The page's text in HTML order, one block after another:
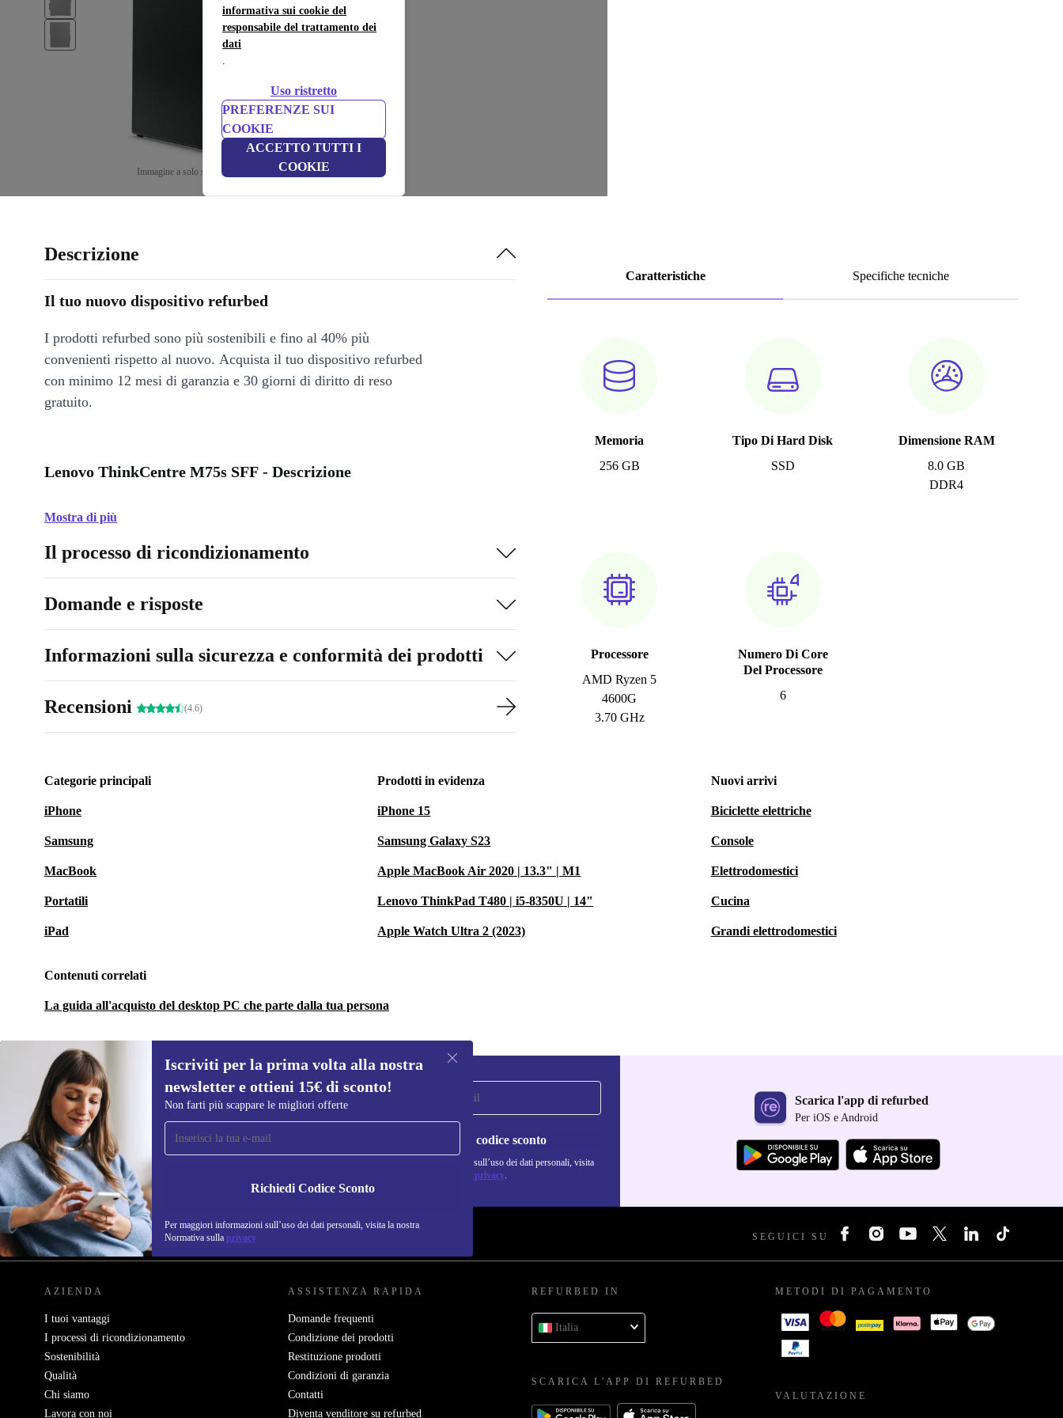
informativa sui cookie del
responsabile del trattamento dei
dati
.
Uso ristretto
PREFERENZE SUI
COOKIE
ACCETTO TUTTI I
COOKIE
Immagine a solo scopo illustrativo
Caratteristiche Specifiche tecniche
Memoria
256 GB
Tipo Di Hard Disk
SSD
Dimensione RAM
8.0 GB
DDR4
Processore
AMD Ryzen 5
4600G
3.70 GHz
Numero Di Core
Del Processore
6
Descrizione
Il tuo nuovo dispositivo refurbed
I prodotti refurbed sono più sostenibili e fino al 40% più
convenienti rispetto al nuovo. Acquista il tuo dispositivo refurbed
con minimo 12 mesi di garanzia e 30 giorni di diritto di reso
gratuito.
Lenovo ThinkCentre M75s SFF - Descrizione
Mostra di più
Il processo di ricondizionamento
Domande e risposte
Informazioni sulla sicurezza e conformità dei prodotti
Recensioni (4.6)
Categorie principali
iPhone
Samsung
MacBook
Portatili
iPad
Prodotti in evidenza
iPhone 15
Samsung Galaxy S23
Apple MacBook Air 2020 | 13.3" | M1
Lenovo ThinkPad T480 | i5-8350U | 14"
Apple Watch Ultra 2 (2023)
Nuovi arrivi
Biciclette elettriche
Console
Elettrodomestici
Cucina
Grandi elettrodomestici
Contenuti correlati
La guida all'acquisto del desktop PC che parte dalla tua persona
Iscriviti per la prima volta alla nostra
newsletter e ottieni 15€ di sconto!
Non farti più scappare le migliori offerte
Richiedi Codice Sconto
Per maggiori informazioni sull’uso dei dati personali, visita la nostra
Normativa sulla privacy
Iscriviti per la prima volta alla nostra
newsletter e ottieni 15€ di sconto!
Non farti più scappare le migliori offerte.
Richiedi codice sconto
Per maggiori informazioni sull’uso dei dati personali, visita
Normativa sulla privacy.
Scarica l'app di refurbed
Per iOS e Android
REFURBED ITALIA - RETHINK NEW. SEGUICI SU
AZIENDA
I tuoi vantaggi
I processi di ricondizionamento
Sostenibilità
Qualità
Chi siamo
Lavora con noi
ASSISTENZA RAPIDA
Domande frequenti
Condizione dei prodotti
Restituzione prodotti
Condizioni di garanzia
Contatti
Diventa venditore su refurbed
REFURBED IN
Italia
SCARICA L'APP DI REFURBED
METODI DI PAGAMENTO
VALUTAZIONE